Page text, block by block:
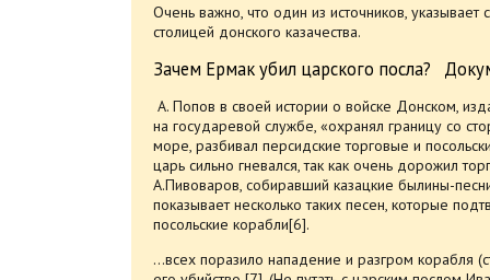
Очень важно, что один из источников,
столицей донского казачества.
Зачем Ермак убил царского посла?
А. Попов в своей истории о войске Донском,
на государевой службе, «охранял границу со
море, разбивал персидские торговые и
царь сильно гневался, так как очень дорожил
А.Пивоваров, собиравший казацкие былины-
показывает несколько таких песен, которые
посольские корабли[6].
…всех поразило нападение и разгром корабля